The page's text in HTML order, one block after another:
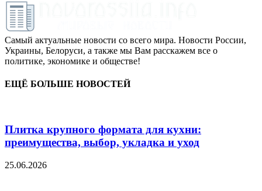
Самый актуальные новости со всего мира. Новости России,
Украины, Белоруси, а также мы Вам расскажем все о
политике, экономике и обществе!
ЕЩЁ БОЛЬШЕ НОВОСТЕЙ
Плитка крупного формата для кухни:
преимущества, выбор, укладка и уход
25.06.2026